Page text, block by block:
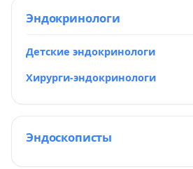
Эндокринологи
Детские эндокринологи
Хирурги-эндокринологи
Эндоскописты